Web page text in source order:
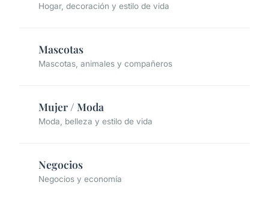
Hogar, decoración y estilo de vida
Mascotas
Mascotas, animales y compañeros
Mujer / Moda
Moda, belleza y estilo de vida
Negocios
Negocios y economía